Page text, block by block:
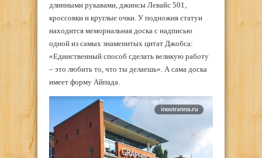
длинными рукавами, джинсы Левайс 501,
кроссовки и круглые очки. У подножия статуи
находится мемориальная доска с надписью
одной из самых знаменитых цитат Джобса:
«Единственный способ сделать великую работу
– это любить то, что ты делаешь». А сама доска
имеет форму Айпада.